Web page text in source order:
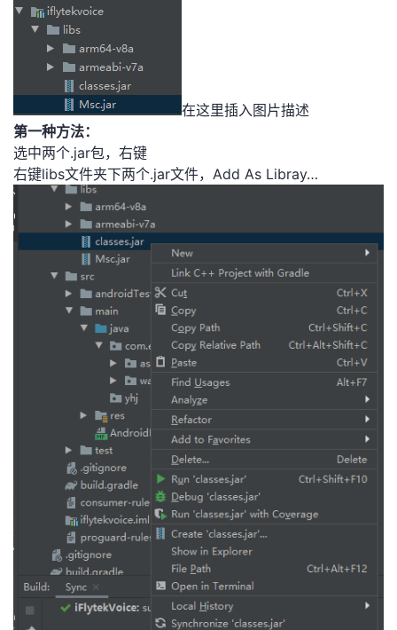
在这里插入图片描述
第一种方法：
选中两个.jar包，右键
右键libs文件夹下两个.jar文件，Add As Libray…